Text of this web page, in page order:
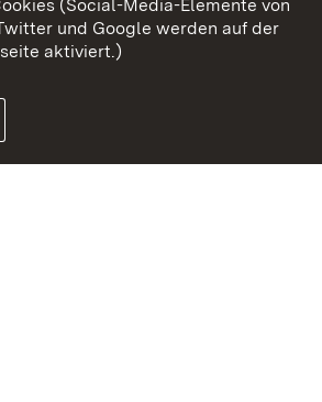
Cookies
(Social-Media-Elemente von
und Google werden auf der
aktiviert.)